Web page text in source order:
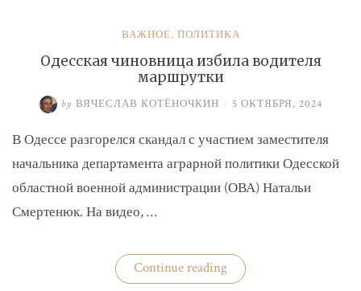
ВАЖНОЕ, ПОЛИТИКА
Одесская чиновница избила водителя
маршрутки
by ВЯЧЕСЛАВ КОТЁНОЧКИН / 5 ОКТЯБРЯ, 2024
В Одессе разгорелся скандал с участием заместителя
начальника департамента аграрной политики Одесской
областной военной администрации (ОВА) Натальи
Смертенюк. На видео, …
Continue reading«Одесская
чиновница